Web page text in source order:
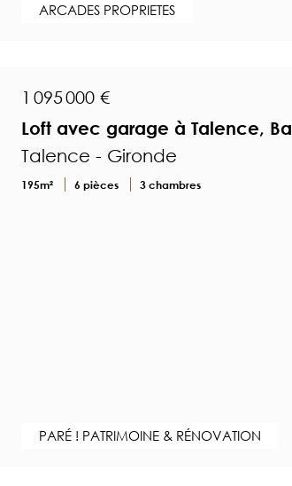
ARCADES PROPRIETES
1 095 000 €
Loft avec garage à Talence,
Talence - Gironde
195m² 6 pièces 3 chambres
PARÉ ! PATRIMOINE & RÉNOVATION